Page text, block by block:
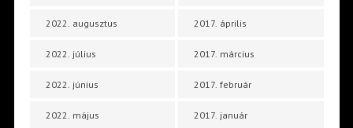
2022. augusztus
2022. július
2022. június
2022. május
2017. április
2017. március
2017. február
2017. január